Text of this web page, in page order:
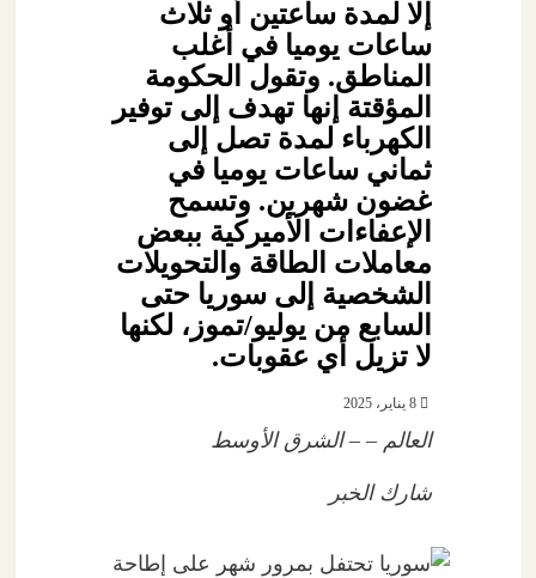
إلا لمدة ساعتين أو ثلاث
ساعات يوميا في أغلب
المناطق. وتقول الحكومة
المؤقتة إنها تهدف إلى توفير
الكهرباء لمدة تصل إلى
ثماني ساعات يوميا في
غضون شهرين. وتسمح
الإعفاءات الأميركية ببعض
معاملات الطاقة والتحويلات
الشخصية إلى سوريا حتى
السابع من يوليو/تموز، لكنها
لا تزيل أي عقوبات.
8 يناير، 2025
العالم – – الشرق الأوسط
شارك الخبر